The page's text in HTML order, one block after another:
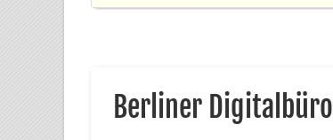
Berliner Digitalbüro